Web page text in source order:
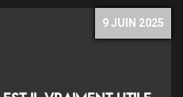
9 JUIN 2025